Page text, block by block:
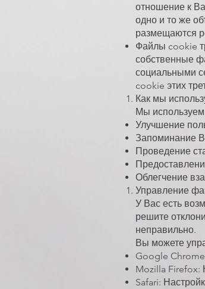
отношение к
одно и то же
размещаются
Файлы cookie
собственные
социальными
cookie этих
Как мы
Мы
Улучшение
Запоминание
Проведение
Облегчение
Управление
У Вас есть
решите
неправильно.
Вы можете
Google
Mozilla Firefox:
Safari: